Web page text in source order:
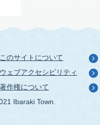
このサイトについて
ウェブアクセシビリティ
著作権について
Ibaraki Town.